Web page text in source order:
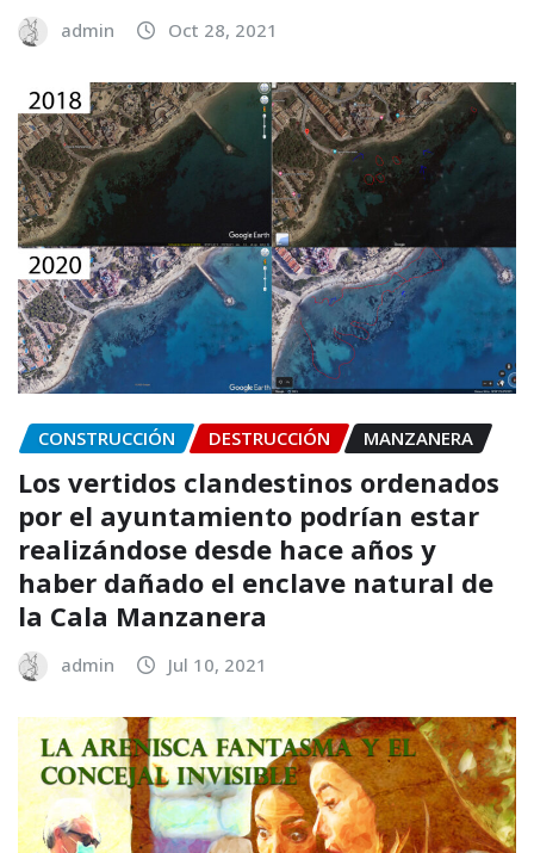
admin Oct 28, 2021
CONSTRUCCIÓN DESTRUCCIÓN MANZANERA
Los vertidos clandestinos ordenados
por el ayuntamiento podrían estar
realizándose desde hace años y
haber dañado el enclave natural de
la Cala Manzanera
admin Jul 10, 2021